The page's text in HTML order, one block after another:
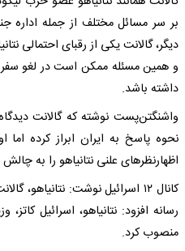
بر سر مسائل مختلف از جمله اداره
دیگر، گالانت یکی از رقبای احتمالی
و همین مسئله ممکن است در لغو سفر
داشته باشد.
واشنگتن‌پست نوشته که گالانت
نحوه پاسخ به ایران ابراز کرده
اظهارنظرهای علنی نتانیاهو را به
کانال ۱۲ اسرائیل نوشت: نتانیاهو،
رسانه افزود: نتانیاهو، اسرائیل
منصوب کرد.